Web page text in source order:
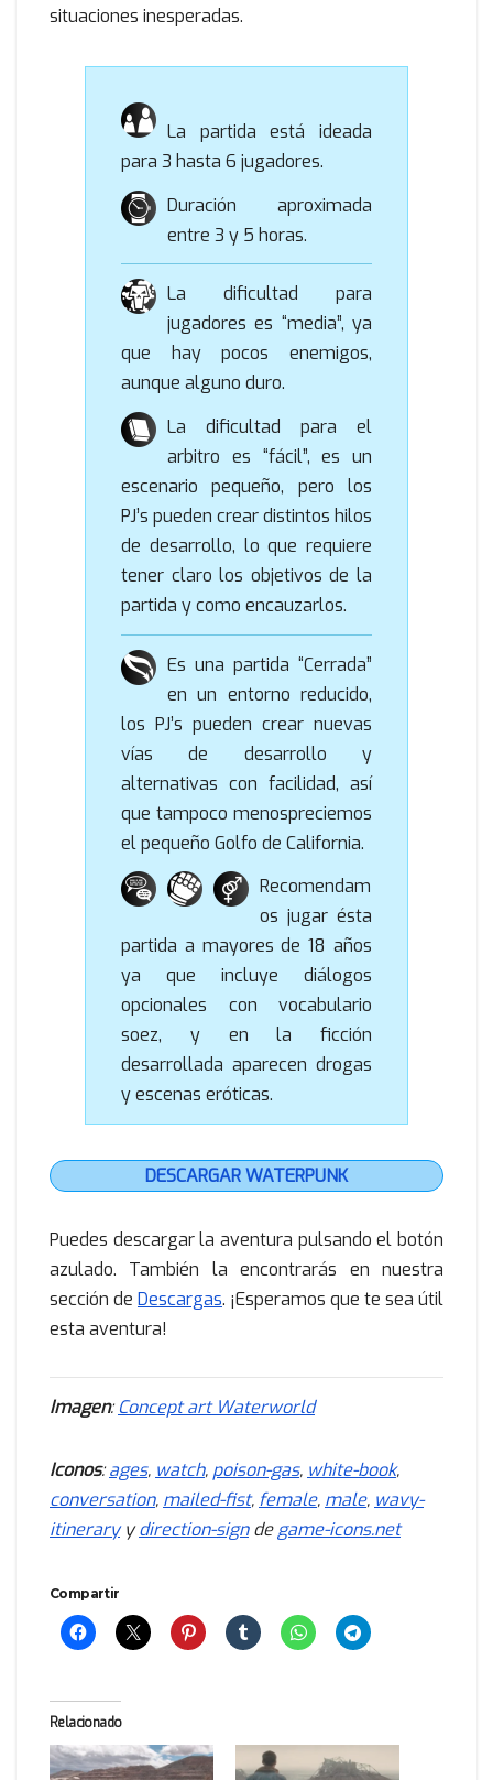
situaciones inesperadas.
La partida está ideada
para 3 hasta 6 jugadores.
Duración aproximada
entre 3 y 5 horas.
La dificultad para
jugadores es “media”, ya
que hay pocos enemigos,
aunque alguno duro.
La dificultad para el
arbitro es “fácil”, es un
escenario pequeño, pero los
PJ’s pueden crear distintos hilos
de desarrollo, lo que requiere
tener claro los objetivos de la
partida y como encauzarlos.
Es una partida “Cerrada”
en un entorno reducido,
los PJ’s pueden crear nuevas
vías de desarrollo y
alternativas con facilidad, así
que tampoco menospreciemos
el pequeño Golfo de California.
Recomendam
os jugar ésta
partida a mayores de 18 años
ya que incluye diálogos
opcionales con vocabulario
soez, y en la ficción
desarrollada aparecen drogas
y escenas eróticas.
DESCARGAR WATERPUNK
Puedes descargar la aventura pulsando el botón
azulado. También la encontrarás en nuestra
sección de Descargas. ¡Esperamos que te sea útil
esta aventura!
Imagen:Concept art Waterworld
Iconos:ages, watch, poison-gas, white-book,
conversation, mailed-fist, female, male, wavy-
itineraryydirection-signdegame-icons.net
Compartir
Relacionado